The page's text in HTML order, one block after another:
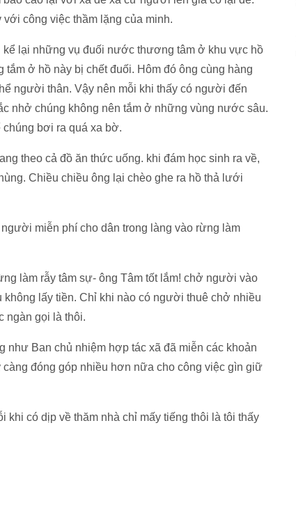
công việc thầm lặng của minh.
lại những vụ đuối nước thương tâm ở khu vực hồ
ở hồ này bị chết đuối. Hôm đó ông cùng hàng
người thân. Vậy nên mỗi khi thấy có người đến
nhở chúng không nên tắm ở những vùng nước sâu.
bơi ra quá xa bờ.
theo cả đồ ăn thức uống. khi đám học sinh ra về,
Chiều chiều ông lại chèo ghe ra hồ thả lưới
miễn phí cho dân trong làng vào rừng làm
làm rẫy tâm sự- ông Tâm tốt lắm! chở người vào
lấy tiền. Chỉ khi nào có người thuê chở nhiều
ngàn gọi là thôi.
như Ban chủ nhiệm hợp tác xã đã miễn các khoản
đóng góp nhiều hơn nữa cho công việc gìn giữ
khi có dịp về thăm nhà chỉ mấy tiếng thôi là tôi thấy